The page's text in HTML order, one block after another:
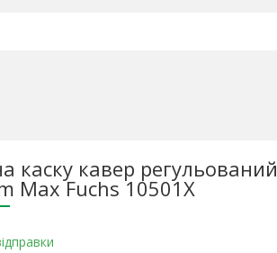
каску кавер регульований
Max Fuchs 10501X